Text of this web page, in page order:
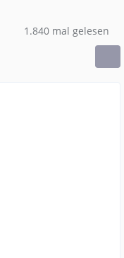
1.840 mal gelesen